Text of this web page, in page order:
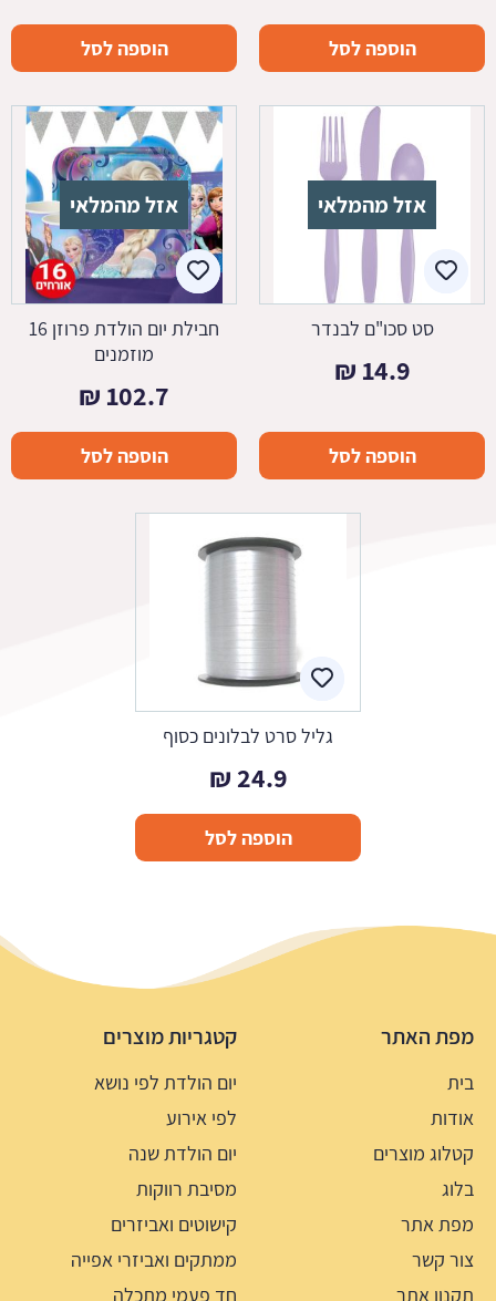
הוספה לסל הוספה לסל
אזל מהמלאי
סט סכו"ם לבנדר
14.9
₪
הוספה לסל
אזל מהמלאי
חבילת יום הולדת פרוזן 16
מוזמנים
102.7
₪
הוספה לסל
גליל סרט לבלונים כסוף
24.9
₪
הוספה לסל
מפת האתר
בית
אודות
קטלוג מוצרים
בלוג
מפת אתר
צור קשר
תקנון אתר
קטגריות מוצרים
יום הולדת לפי נושא
לפי אירוע
יום הולדת שנה
מסיבת רווקות
קישוטים ואביזרים
ממתקים ואביזרי אפייה
חד פעמי מתכלה